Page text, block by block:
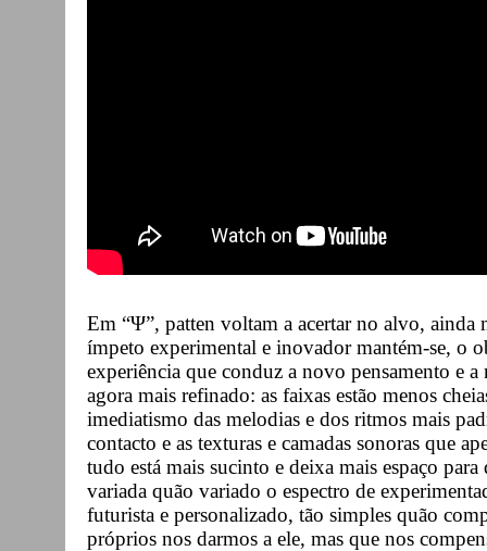
Em “Ψ”, patten voltam a acertar no alvo, ainda
ímpeto experimental e inovador mantém-se, o
experiência que conduz a novo pensamento e
agora mais refinado: as faixas estão menos
imediatismo das melodias e dos ritmos mais
contacto e as texturas e camadas sonoras que
tudo está mais sucinto e deixa mais espaço
variada quão variado o espectro de
futurista e personalizado, tão simples quão
próprios nos darmos a ele, mas que nos